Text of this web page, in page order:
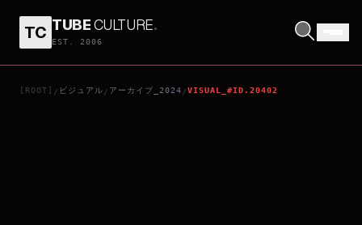
TC TUBECULTURE.
EST. 2006
[ROOT] / ビジュアル / アーカイブ_2024 /VISUAL_#ID.20402
ボビー・チャールズ 極楽の歌